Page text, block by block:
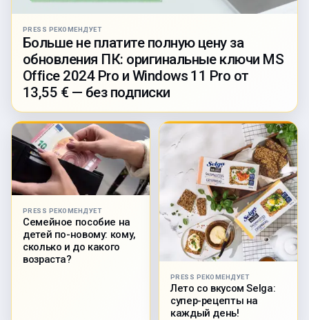
PRESS РЕКОМЕНДУЕТ
Больше не платите полную цену за
обновления ПК: оригинальные ключи MS
Office 2024 Pro и Windows 11 Pro от
13,55 € — без подписки
PRESS РЕКОМЕНДУЕТ
Семейное пособие на
детей по-новому: кому,
сколько и до какого
возраста?
PRESS РЕКОМЕНДУЕТ
Лето со вкусом Selga:
супер-рецепты на
каждый день!